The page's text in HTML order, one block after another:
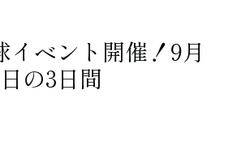
イベント開催！9月
の3日間